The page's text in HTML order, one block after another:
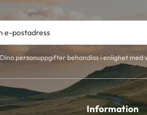
Dina personuppgifter behandlas i enlighet med
Information